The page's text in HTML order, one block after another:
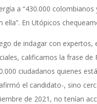
a “430.000
ella”. En Utópicos
de indagar con
calificamos la frase de
ciudadanos quienes
el candidato-, sino
de 2021, no tenían